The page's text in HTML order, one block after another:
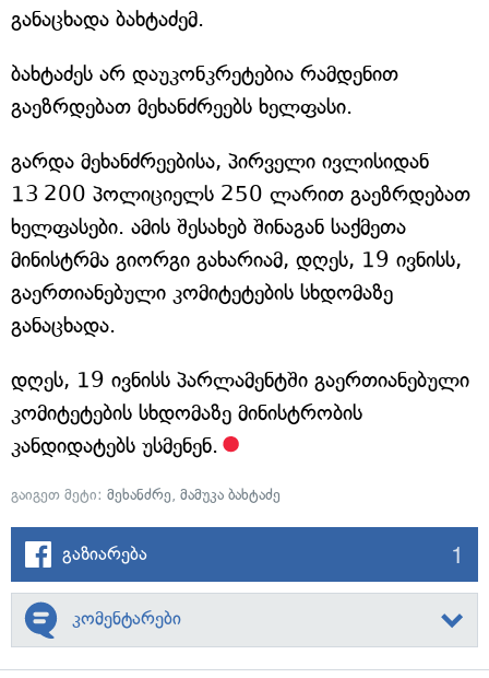
განაცხადა ბახტაძემ.
ბახტაძეს არ დაუკონკრეტებია რამდენით
გაეზრდებათ მეხანძრეებს ხელფასი.
გარდა მეხანძრეებისა, პირველი ივლისიდან
13 200 პოლიციელს 250 ლარით გაეზრდებათ
ხელფასები. ამის შესახებ შინაგან საქმეთა
მინისტრმა გიორგი გახარიამ, დღეს, 19 ივნისს,
გაერთიანებული კომიტეტების სხდომაზე
განაცხადა.
დღეს, 19 ივნისს პარლამენტში გაერთიანებული
კომიტეტების სხდომაზე მინისტრობის
კანდიდატებს უსმენენ.
გაიგეთ მეტი: მეხანძრე, მამუკა ბახტაძე
გაზიარება 1
კომენტარები